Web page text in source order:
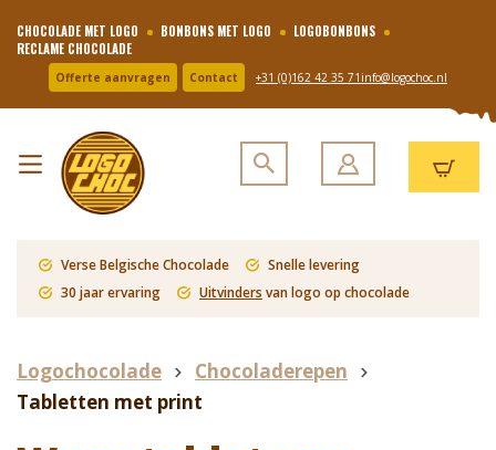
CHOCOLADE MET LOGO BONBONS MET LOGO
LOGOBONBONS
RECLAME CHOCOLADE
Offerte aanvragen Contact +31 (0)162 42 35 71 info@logochoc.nl
Verse Belgische Chocolade
Snelle levering
30 jaar ervaring
Uitvinders van logo op chocolade
Logochocolade
Chocoladerepen
Tabletten met print